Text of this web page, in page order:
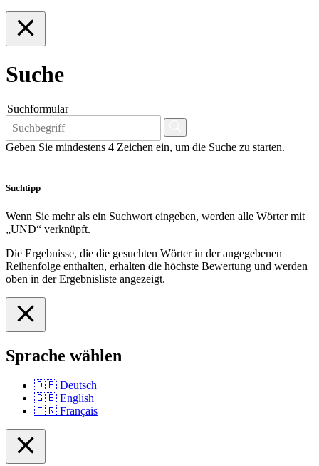
Suche
Suchformular
Geben Sie mindestens 4 Zeichen ein, um die Suche zu starten.
Suchtipp
Wenn Sie mehr als ein Suchwort eingeben, werden alle Wörter mit
„UND“ verknüpft.
Die Ergebnisse, die die gesuchten Wörter in der angegebenen
Reihenfolge enthalten, erhalten die höchste Bewertung und werden
oben in der Ergebnisliste angezeigt.
Sprache wählen
🇩🇪 Deutsch
🇬🇧 English
🇫🇷 Français